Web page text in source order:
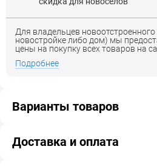
Для владельцев
новостройке либо дом) мы
цены на покупку всех товаров на
Подробнее
Варианты товаров
Доставка и оплата